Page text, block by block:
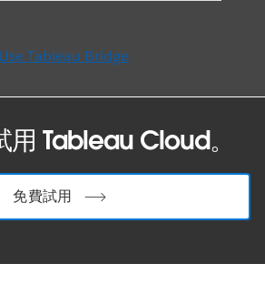
Tableau Bridge
用 Tableau Cloud。
免費試用